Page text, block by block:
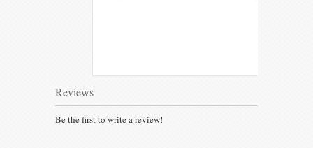
Reviews
Be the first to write a review!